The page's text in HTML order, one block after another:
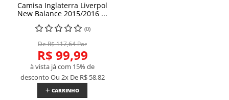
Camisa Inglaterra Liverpol
New Balance 2015/2016 ...
(0)
De R$ 117,64 Por
R$ 99,99
à vista já com 15% de
desconto Ou 2x De R$ 58,82
CARRINHO